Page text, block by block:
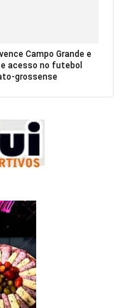
Campo Grande e
acesso no futebol
grossense